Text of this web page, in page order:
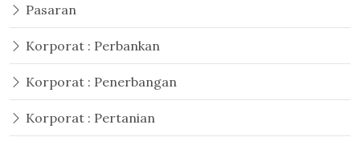
Pasaran
Korporat : Perbankan
Korporat : Penerbangan
Korporat : Pertanian